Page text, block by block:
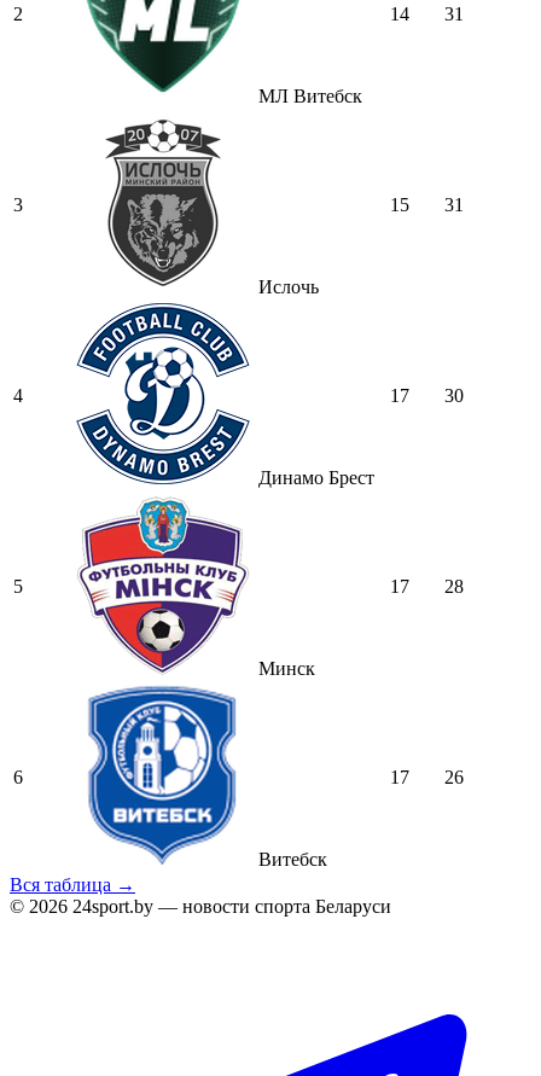
2
МЛ Витебск
14 31
3
Ислочь
15 31
4
Динамо Брест
17 30
5
Минск
17 28
6
Витебск
17 26
Вся таблица →
© 2026 24sport.by — новости спорта Беларуси